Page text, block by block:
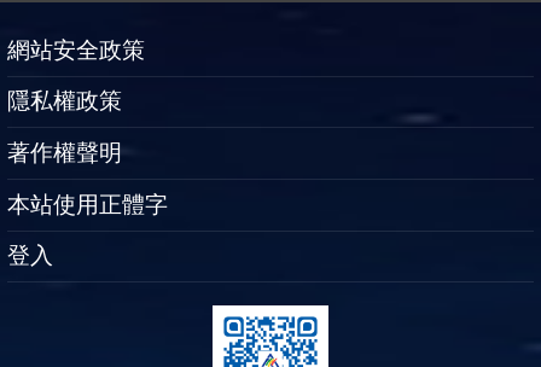
網站安全政策
隱私權政策
著作權聲明
本站使用正體字
登入